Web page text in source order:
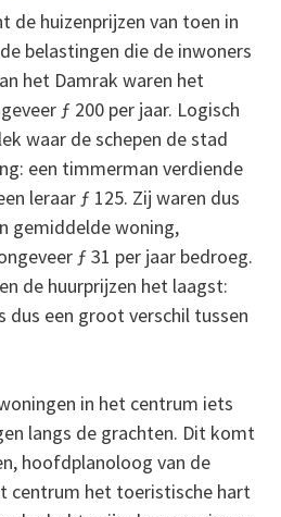
de huizenprijzen van toen in
belastingen die de inwoners
het Damrak waren het
ƒ 200 per jaar. Logisch
waar de schepen de stad
een timmerman verdiende
leraar ƒ 125. Zij waren dus
gemiddelde woning,
ƒ 31 per jaar bedroeg.
de huurprijzen het laagst:
dus een groot verschil tussen
in het centrum iets
langs de grachten. Dit komt
hoofdplanoloog van de
centrum het toeristische hart